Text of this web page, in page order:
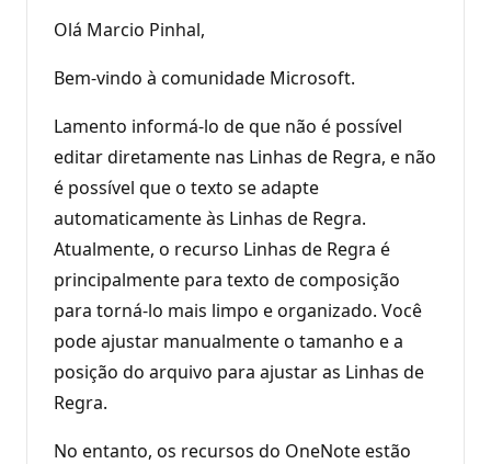
Olá Marcio Pinhal,
Bem-vindo à comunidade Microsoft.
Lamento informá-lo de que não é possível
editar diretamente nas Linhas de Regra, e não
é possível que o texto se adapte
automaticamente às Linhas de Regra.
Atualmente, o recurso Linhas de Regra é
principalmente para texto de composição
para torná-lo mais limpo e organizado. Você
pode ajustar manualmente o tamanho e a
posição do arquivo para ajustar as Linhas de
Regra.
No entanto, os recursos do OneNote estão